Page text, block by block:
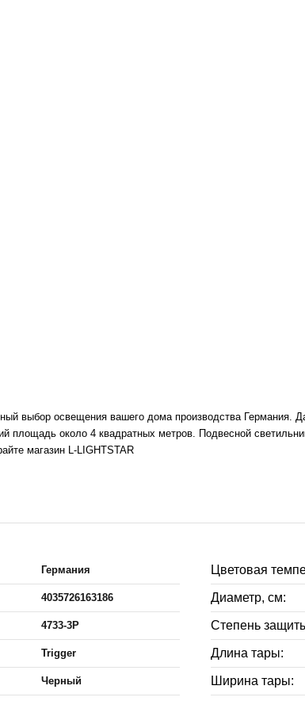
выбор освещения вашего дома производства Германия.
около 4 квадратных метров. Подвесной
магазин L-LIGHTSTAR
Германия
4035726163186
4733-3P
Trigger
Черный
Цветовая
Диаметр, см:
Степень
Длина тары:
Ширина тары: